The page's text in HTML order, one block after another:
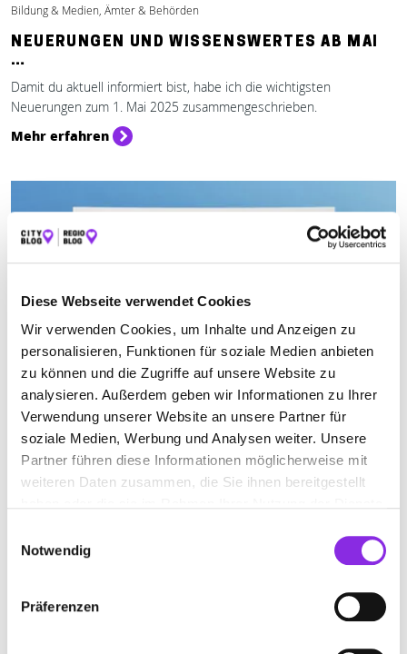
Diese Webseite verwendet Cookies
Wir verwenden Cookies, um Inhalte und Anzeigen zu
personalisieren, Funktionen für soziale Medien anbieten
zu können und die Zugriffe auf unsere Website zu
analysieren. Außerdem geben wir Informationen zu Ihrer
Verwendung unserer Website an unsere Partner für
soziale Medien, Werbung und Analysen weiter. Unsere
Partner führen diese Informationen möglicherweise mit
weiteren Daten zusammen, die Sie ihnen bereitgestellt
Notwendig
Präferenzen
Bildung & Medien, Ämter & Behörden
NEUERUNGEN UND WISSENSWERTES AB MAI
…
Damit du aktuell informiert bist, habe ich die wichtigsten
Neuerungen zum 1. Mai 2025 zusammengeschrieben.
Mehr erfahren
Recht & Geld, Ämter & Behörden
NEUERUNGEN IM FEBRUAR 2025
Der Februar 2025 bringt einige spannende und wichtige
Neuerungen mit sich, die sowohl Privatpersonen als auch